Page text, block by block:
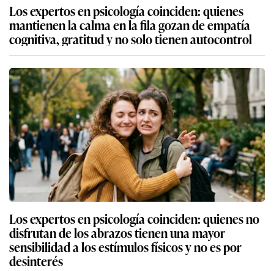
Los expertos en psicología coinciden: quienes
mantienen la calma en la fila gozan de empatía
cognitiva, gratitud y no solo tienen autocontrol
Los expertos en psicología coinciden: quienes no
disfrutan de los abrazos tienen una mayor
sensibilidad a los estímulos físicos y no es por
desinterés